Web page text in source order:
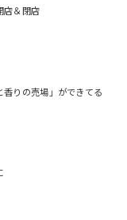
店＆閉店
香りの売場」ができてる